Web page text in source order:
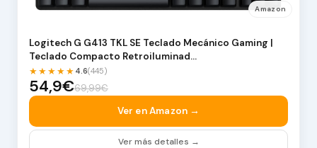
Amazon
Logitech G G413 TKL SE Teclado Mecánico Gaming |
Teclado Compacto Retroiluminad…
★★★★★ 4.6(445)
54,9€69,99€
Ver en Amazon →
Ver más detalles →